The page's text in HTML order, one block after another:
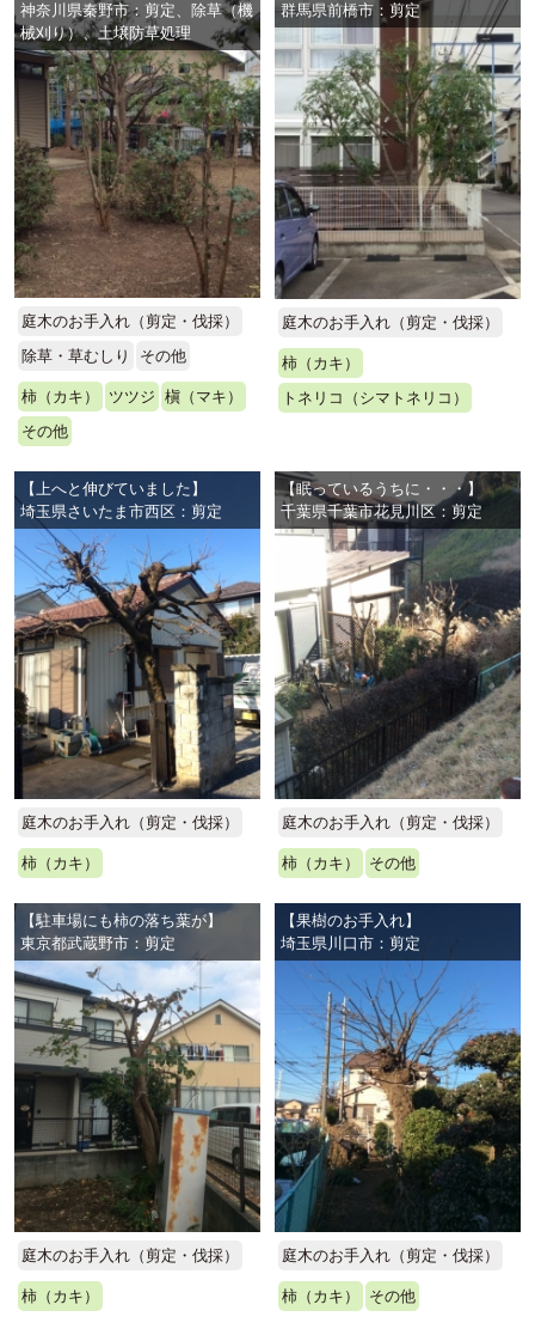
神奈川県秦野市：剪定、除草（機
械刈り）、土壌防草処理
庭木のお手入れ（剪定・伐採）
除草・草むしり
その他
柿（カキ） ツツジ 槇（マキ）
その他
群馬県前橋市：剪定
庭木のお手入れ（剪定・伐採）
柿（カキ）
トネリコ（シマトネリコ）
【上へと伸びていました】
埼玉県さいたま市西区：剪定
庭木のお手入れ（剪定・伐採）
柿（カキ）
【眠っているうちに・・・】
千葉県千葉市花見川区：剪定
庭木のお手入れ（剪定・伐採）
柿（カキ） その他
【駐車場にも柿の落ち葉が】
東京都武蔵野市：剪定
庭木のお手入れ（剪定・伐採）
柿（カキ）
【果樹のお手入れ】
埼玉県川口市：剪定
庭木のお手入れ（剪定・伐採）
柿（カキ） その他